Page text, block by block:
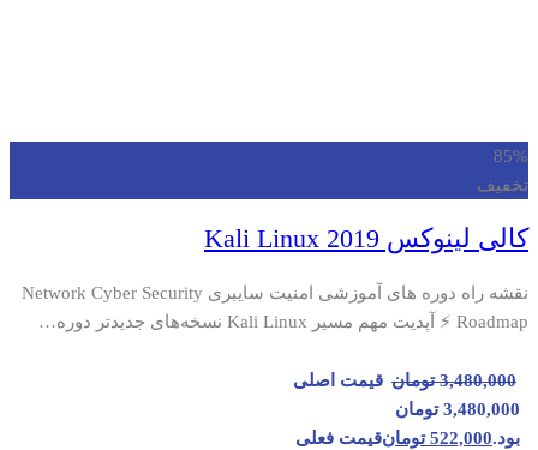
85%
تخفیف
کالی لینوکس 2019 Kali Linux
نقشه راه دوره های آموزشی امنیت سایبری Network Cyber Security
Roadmap ⚡ آپدیت مهم مسیر Kali Linux نسخه‌های جدیدتر دوره…
3,480,000 تومان قیمت اصلی
3,480,000 تومان
بود.522,000 تومانقیمت فعلی